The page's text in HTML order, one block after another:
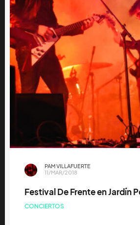
PAM VILLAFUERTE
11/MAR/2018
Festival De Frente en Jardín
CONCIERTOS